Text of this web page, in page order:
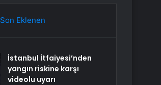
Son Eklenen
İstanbul İtfaiyesi’nden
yangın riskine karşı
videolu uyarı